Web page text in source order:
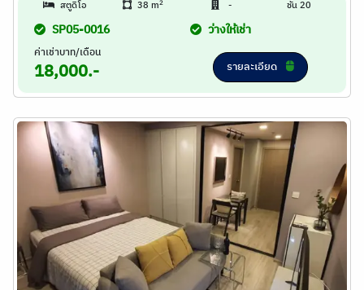
สตูดิโอ 38 m2 - ชั้น 20
SP05-0016 ว่างให้เช่า
ค่าเช่าบาท/เดือน
18,000.- รายละเอียด